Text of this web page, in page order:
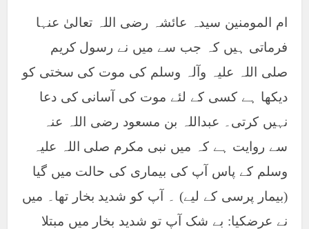
ام المومنین سیدہ عائشہ رضی اللہ تعالیٰ عنہا
فرماتی ہیں کہ جب سے میں نے رسول کریم
صلی اللہ علیہ وآلہ وسلم کی موت کی سختی کو
دیکھا ہے کسی کے لئے موت کی آسانی کی دعا
نہیں کرتی۔ عبداللہ بن مسعود رضی اللہ عنہ
سے روایت ہے کہ میں نبی مکرم صلی اللہ علیہ
وسلم کے پاس آپ کی بیماری کی حالت میں گیا
(بیمار پرسی کے لیے) ۔ آپ کو شدید بخار تھا۔ میں
نے عرضکیا: بے شک آپ تو شدید بخار میں مبتلا